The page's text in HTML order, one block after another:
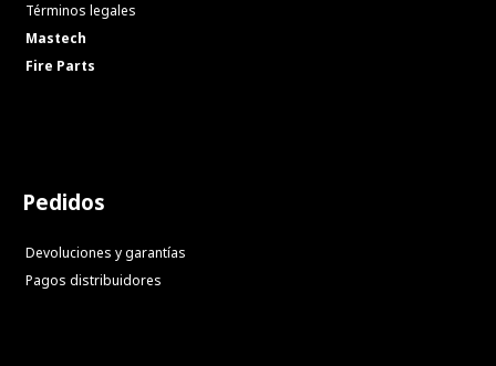
Términos legales
Mastech
Fire Parts
Pedidos
Devoluciones y garantías
Pagos distribuidores